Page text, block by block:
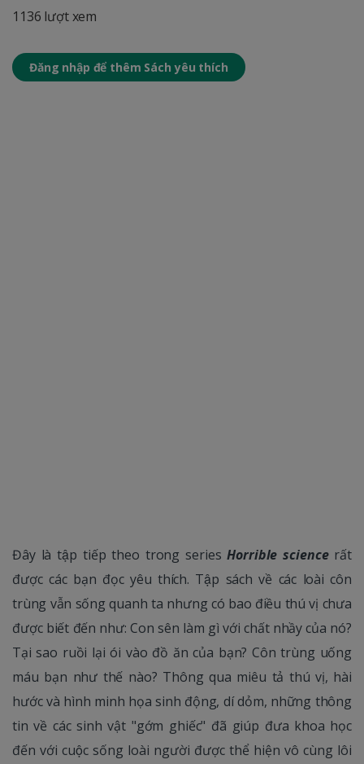
1136 lượt xem
Đăng nhập để thêm Sách yêu thích
Đây là tập tiếp theo trong seriesHorrible sciencerất
được các bạn đọc yêu thích. Tập sách về các loài côn
trùng vẫn sống quanh ta nhưng có bao điều thú vị chưa
được biết đến như: Con sên làm gì với chất nhầy của nó?
Tại sao ruồi lại ói vào đồ ăn của bạn? Côn trùng uống
máu bạn như thế nào? Thông qua miêu tả thú vị, hài
hước và hình minh họa sinh động, dí dỏm, những thông
tin về các sinh vật "gớm ghiếc" đã giúp đưa khoa học
đến với cuộc sống loài người được thể hiện vô cùng lôi